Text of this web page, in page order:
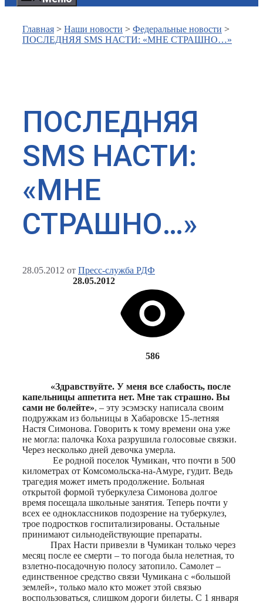
Главная > Наши новости > Федеральные новости >
ПОСЛЕДНЯЯ SMS НАСТИ: «МНЕ СТРАШНО…»
ПОСЛЕДНЯЯ
SMS НАСТИ:
«МНЕ
СТРАШНО…»
28.05.2012 от Пресс-служба РДФ
28.05.2012
586
«Здравствуйте. У меня все слабость, после
капельницы аппетита нет. Мне так страшно. Вы
сами не болейте», – эту эсэмэску написала своим
подружкам из больницы в Хабаровске 15-летняя
Настя Симонова. Говорить к тому времени она уже
не могла: палочка Коха разрушила голосовые связки.
Через несколько дней девочка умерла.
Ее родной поселок Чумикан, что почти в 500
километрах от Комсомольска-на-Амуре, гудит. Ведь
трагедия может иметь продолжение. Больная
открытой формой туберкулеза Симонова долгое
время посещала школьные занятия. Теперь почти у
всех ее одноклассников подозрение на туберкулез,
трое подростков госпитализированы. Остальные
принимают сильнодействующие препараты.
Прах Насти привезли в Чумикан только через
месяц после ее смерти – то погода была нелетная, то
взлетно-посадочную полосу затопило. Самолет –
единственное средство связи Чумикана с «большой
землей», только мало кто может этой связью
воспользоваться, слишком дороги билеты. С 1 января